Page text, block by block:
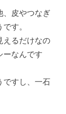
、皮やつなぎ
す。
えるだけなの
ーなんです
ですし、一石